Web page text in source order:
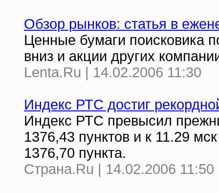
Обзор рынков: статья в
Ценные бумаги поисковика
вниз и акции других
Lenta.Ru | 14.02.2006 11:30
Индекс РТС достиг
Индекс РТС превысил
1376,43 пунктов и к 11.29
1376,70 пункта.
Страна.Ru | 14.02.2006 11:50